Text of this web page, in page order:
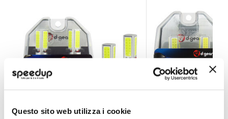
Questo sito web utilizza i cookie